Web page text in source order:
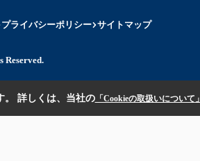
プライバシーポリシー サイトマップ
Reserved.
。 詳しくは、当社の「Cookieの取扱いについて」